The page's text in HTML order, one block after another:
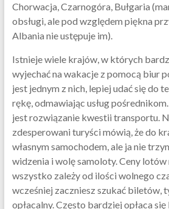
Chorwacja, Czarnogóra, Bułgaria
obsługi, ale pod względem piękna
Albania nie ustępuje im).
Istnieje wiele krajów, w których
wyjechać na wakacje z pomocą biur
jest jednym z nich, lepiej udać się do
rękę, odmawiając usług
jest rozwiązanie kwestii transportu.
zdesperowani turyści mówią, że do
własnym samochodem, ale ja nie
widzenia i wolę samoloty. Ceny lotów
wszystko zależy od ilości wolnego
wcześniej zaczniesz szukać biletów,
opłacalny. Często bardziej opłaca